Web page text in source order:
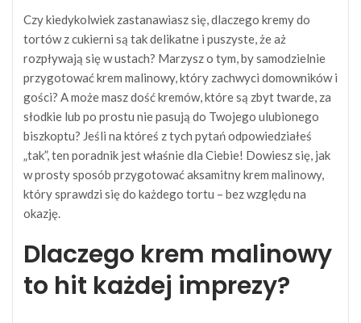
Czy kiedykolwiek zastanawiasz się, dlaczego kremy do
tortów z cukierni są tak delikatne i puszyste, że aż
rozpływają się w ustach? Marzysz o tym, by samodzielnie
przygotować krem malinowy, który zachwyci domowników i
gości? A może masz dość kremów, które są zbyt twarde, za
słodkie lub po prostu nie pasują do Twojego ulubionego
biszkoptu? Jeśli na któreś z tych pytań odpowiedziałeś
„tak”, ten poradnik jest właśnie dla Ciebie! Dowiesz się, jak
w prosty sposób przygotować aksamitny krem malinowy,
który sprawdzi się do każdego tortu – bez względu na
okazję.
Dlaczego krem malinowy
to hit każdej imprezy?